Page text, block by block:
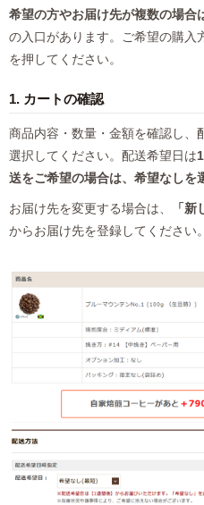
希望の方やお届け先が複数の場合
の入口があります。ご希望の購入
を押してください。
1. カートの確認
商品内容・数量・金額を確認し、
選択してください。配送希望日は
送をご希望の場合は、希望なしを
お届け先を変更する場合は、 「
からお届け先を登録してください。